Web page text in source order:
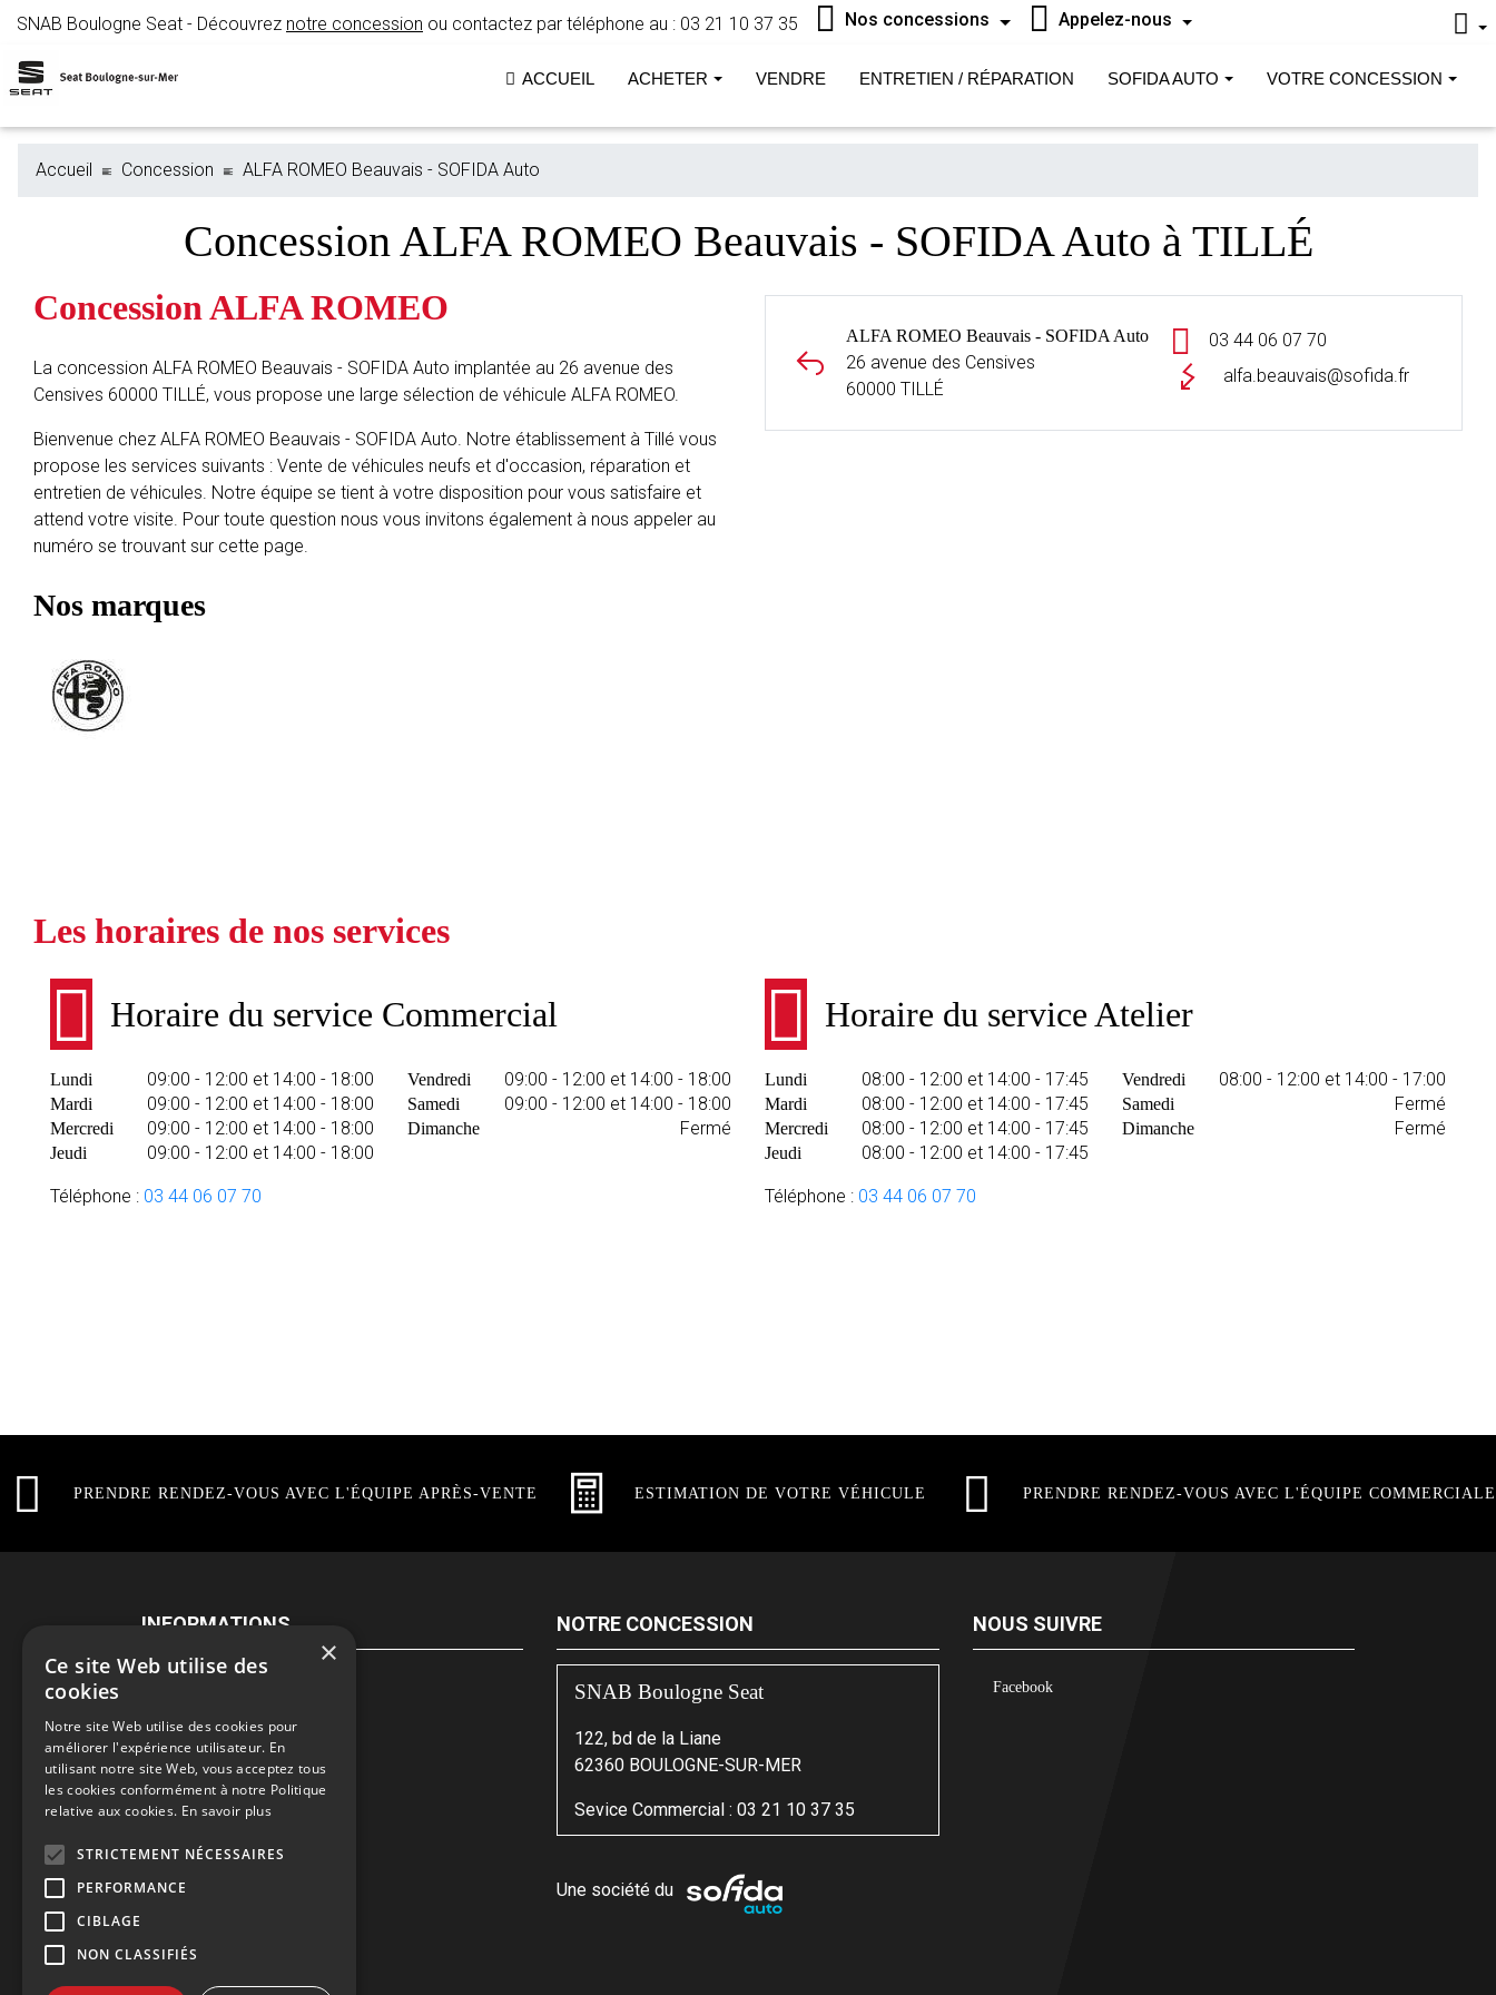
SNAB Boulogne Seat - Découvrez notre concession ou contactez par téléphone au : 03 21 10 37 35 Nos concessions Appelez-nous
ACCUEIL ACHETER VENDRE ENTRETIEN / RÉPARATION SOFIDA AUTO VOTRE CONCESSION
Accueil Concession ALFA ROMEO Beauvais - SOFIDA Auto
Concession ALFA ROMEO Beauvais - SOFIDA Auto à TILLÉ
ALFA ROMEO Beauvais - SOFIDA Auto
26 avenue des Censives
60000 TILLÉ
03 44 06 07 70
alfa.beauvais@sofida.fr
Concession ALFA ROMEO
La concession ALFA ROMEO Beauvais - SOFIDA Auto implantée au 26 avenue des
Censives 60000 TILLÉ, vous propose une large sélection de véhicule ALFA ROMEO.
Bienvenue chez ALFA ROMEO Beauvais - SOFIDA Auto. Notre établissement à Tillé vous
propose les services suivants : Vente de véhicules neufs et d'occasion, réparation et
entretien de véhicules. Notre équipe se tient à votre disposition pour vous satisfaire et
attend votre visite. Pour toute question nous vous invitons également à nous appeler au
numéro se trouvant sur cette page.
Nos marques
Les horaires de nos services
Horaire du service Commercial
Lundi 09:00 - 12:00 et 14:00 - 18:00
Mardi 09:00 - 12:00 et 14:00 - 18:00
Mercredi 09:00 - 12:00 et 14:00 - 18:00
Jeudi 09:00 - 12:00 et 14:00 - 18:00
Vendredi 09:00 - 12:00 et 14:00 - 18:00
Samedi 09:00 - 12:00 et 14:00 - 18:00
Dimanche Fermé
Téléphone : 03 44 06 07 70
Horaire du service Atelier
Lundi 08:00 - 12:00 et 14:00 - 17:45
Mardi 08:00 - 12:00 et 14:00 - 17:45
Mercredi 08:00 - 12:00 et 14:00 - 17:45
Jeudi 08:00 - 12:00 et 14:00 - 17:45
Vendredi 08:00 - 12:00 et 14:00 - 17:00
Samedi Fermé
Dimanche Fermé
Téléphone : 03 44 06 07 70
PRENDRE RENDEZ-VOUS AVEC L'ÉQUIPE APRÈS-VENTE ESTIMATION DE VOTRE VÉHICULE PRENDRE RENDEZ-VOUS AVEC L'ÉQUIPE COMMERCIALE
INFORMATIONS
Recrutement
Rendez-vous atelier
Mentions légales
NOTRE CONCESSION
SNAB Boulogne Seat
122, bd de la Liane
62360 BOULOGNE-SUR-MER
Sevice Commercial :03 21 10 37 35
Une société du
NOUS SUIVRE
Facebook
×
Ce site Web utilise des
cookies
Notre site Web utilise des cookies pour
améliorer l'expérience utilisateur. En
utilisant notre site Web, vous acceptez tous
les cookies conformément à notre Politique
relative aux cookies. En savoir plus
STRICTEMENT NÉCESSAIRES
PERFORMANCE
CIBLAGE
NON CLASSIFIÉS